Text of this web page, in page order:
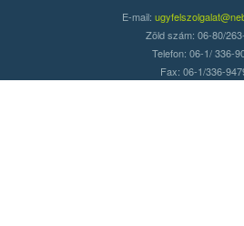
E-mail:
Zöld szám: 06-80/
Telefon: 06-1/ 336-
Fax: 06-1/336-